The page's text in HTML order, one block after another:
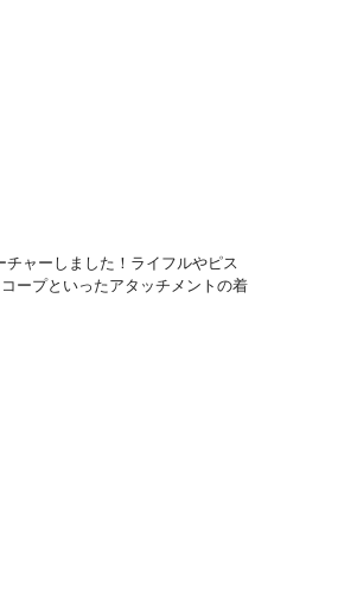
ャーしました！ライフルやピス
ープといったアタッチメントの着